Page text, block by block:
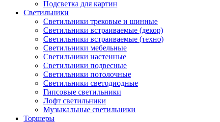
Подсветка для картин
Светильники
Светильники трековые и шинные
Светильники встраиваемые (декор)
Светильники встраиваемые (техно)
Светильники мебельные
Светильники настенные
Светильники подвесные
Светильники потолочные
Светильники светодиодные
Гипсовые светильники
Лофт светильники
Музыкальные светильники
Торшеры